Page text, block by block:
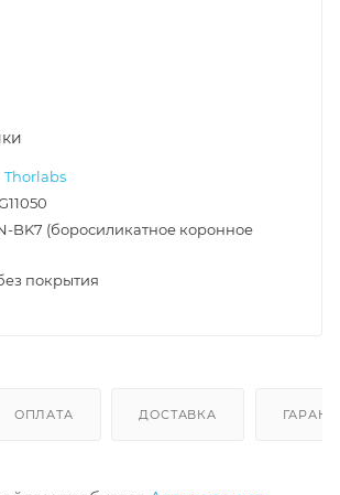
Thorlabs
BK7 (боросиликатное коронное
покрытия
ОПЛАТА ДОСТАВКА